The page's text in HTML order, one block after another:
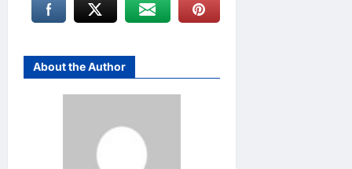
About the Author